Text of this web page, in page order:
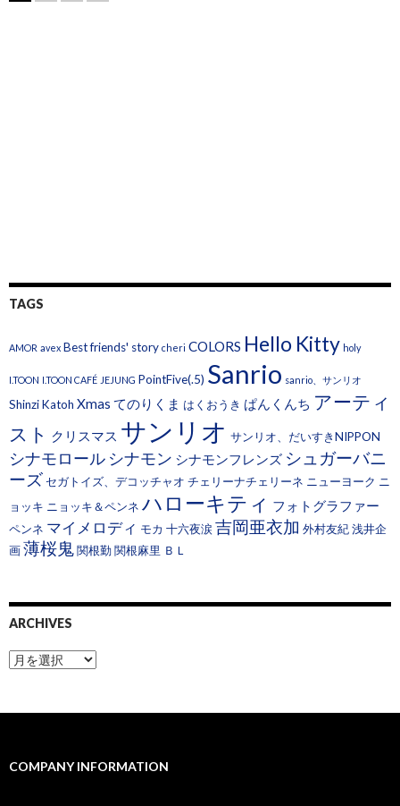
TAGS
AMOR avex Best friends' story cheri COLORS Hello Kitty holy
I.TOON I.TOON CAFÉ JEJUNG PointFive(.5) Sanrio sanrio、サンリオ
Shinzi Katoh Xmas てのりくま はくおうき ぱんくんち アーティ
スト クリスマス サンリオ サンリオ、だいすきNIPPON
シナモロール シナモン シナモンフレンズ シュガーバニ
ーズ セガトイズ、デコッチャオ チェリーナチェリーネ ニューヨーク ニ
ョッキ ニョッキ＆ペンネ ハローキティ フォトグラファー
ペンネ マイメロディ モカ 十六夜涙 吉岡亜衣加 外村友紀浅井企
画薄桜鬼関根勤関根麻里 ＢＬ
ARCHIVES
A
r
s
COMPANY INFORMATION